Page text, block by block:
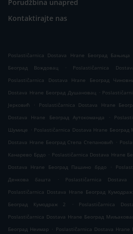
Porudžbina unapred
Kontaktirajte nas
Poslastičarnica Dostava Hrane Београд Бањица
Београд Вождовац
. Poslastičarnica
Poslastičarnica Dostava Hrane Београд
Dostava Hrane Београд Душановац .
Јерковић
. Poslastičarnica Dostava Hrane
Dostava Hrane Београд Аутокоманда
.
Шумице . Poslastičarnica Dostava Hrane Београд
Dostava Hrane Београд Степа Степановић .
Канарево Брдо . Poslastičarnica Dostava Hrane
Dostava Hrane Београд Пашино брдо
.
Денкова башта
. Poslastičarnica
Poslastičarnica Dostava Hrane Београд Кумодраж
Београд Кумодраж 2
. Poslastičarnica
Poslastičarnica Dostava Hrane Београд
Београд Неимар . Poslastičarnica Dostava Hrane